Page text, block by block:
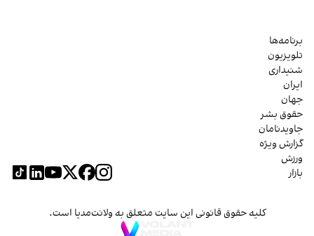
برنامه‌ها
تلویزیون
شنیداری
ایران
جهان
حقوق بشر
جاویدنامان
گزارش ویژه
ورزش
بازار
کلیه حقوق قانونی این سایت متعلق به ولانت‌مدیا است.